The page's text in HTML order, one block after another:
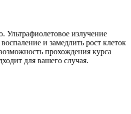
Ультрафиолетовое излучение
и замедлить рост клеток
прохождения курса
для вашего случая.